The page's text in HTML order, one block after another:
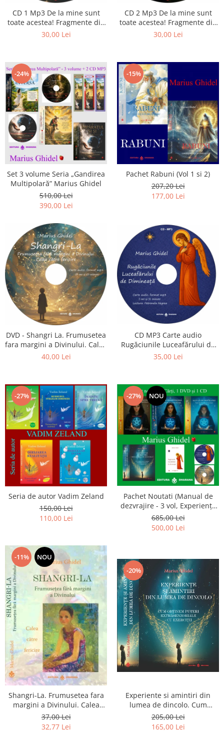
Literatura
Psihologie
Stiinta
CD 1 Mp3 De la mine sunt
toate acestea! Fragmente din
cărțile lui Marius Ghidel
30,00 Lei
CD 2 Mp3 De la mine sunt
toate acestea! Fragmente din
cărțile lui Marius Ghidel
30,00 Lei
-24%
Set 3 volume Seria „Gandirea
Multipolară” Marius Ghidel
510,00 Lei
390,00 Lei
-15%
Pachet Rabuni (Vol 1 si 2)
207,20 Lei
177,00 Lei
DVD - Shangri La. Frumusetea
fara margini a Divinului. Calea
catre fericire
40,00 Lei
CD MP3 Carte audio
Rugăciunile Luceafărului de
dimineață
35,00 Lei
-27%
Seria de autor Vadim Zeland
150,00 Lei
110,00 Lei
-27% NOU
Pachet Noutati (Manual de
dezvrajire - 3 vol, Experiențe
și amintiri, Rugăciunile
Luceafarului de dimineata) -
Marius Ghidel
685,00 Lei
500,00 Lei
-11% NOU
Shangri-La. Frumusetea fara
margini a Divinului. Calea
catre fericire
37,00 Lei
32,77 Lei
-20%
Experiente si amintiri din
lumea de dincolo. Cum
obtinem puteri
extrasenzoriale - cu exercitii
205,00 Lei
165,00 Lei